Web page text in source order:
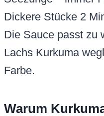
Dickere Stücke 2
Die Sauce passt zu
Lachs Kurkuma
Farbe.
Warum